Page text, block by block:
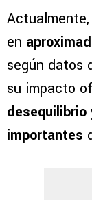
en
según datos
su impacto
importantes